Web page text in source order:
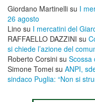
Giordano Martinelli su I
26 agosto
Lino su I mercatini del
RAFFAELLO DAZZINI su
si chiede l’azione del
Roberto Corsini su Scossa
Simone Tomei su ANPI,
sindaco Puglia: “Non si